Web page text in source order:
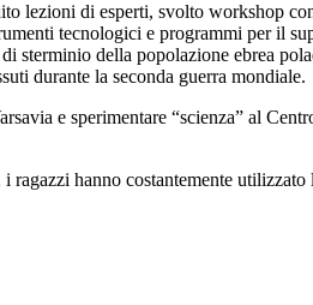
lezioni di esperti, svolto workshop
tecnologici e programmi per il
della popolazione ebrea
durante la seconda guerra mondiale.
e sperimentare “scienza” al
hanno costantemente